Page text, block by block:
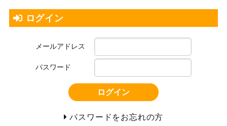
ログイン
メールアドレス
パスワード
ログイン
パスワードをお忘れの方